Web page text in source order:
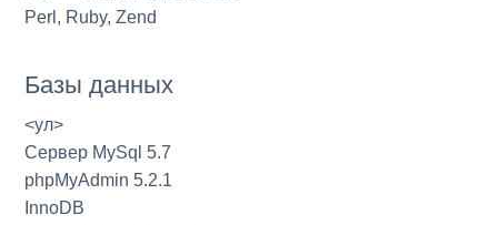
Perl, Ruby, Zend
Базы данных
<ул>
Сервер MySql 5.7
phpMyAdmin 5.2.1
InnoDB